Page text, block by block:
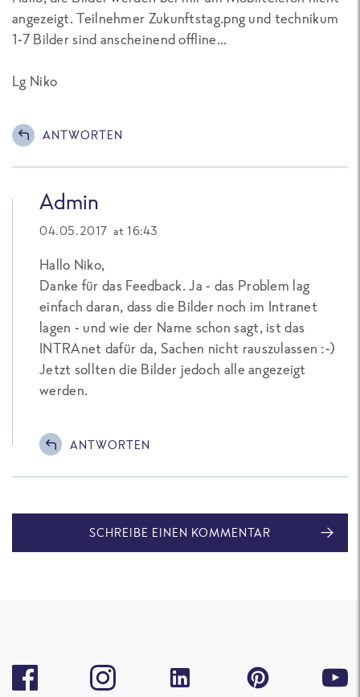
angezeigt. Teilnehmer Zukunftstag.png und technikum
1-7 Bilder sind anscheinend offline...
Lg Niko
ANTWORTEN
Admin
04.05.2017 at 16:43
Hallo Niko,
Danke für das Feedback. Ja - das Problem lag
einfach daran, dass die Bilder noch im Intranet
lagen - und wie der Name schon sagt, ist das
INTRAnet dafür da, Sachen nicht rauszulassen :-)
Jetzt sollten die Bilder jedoch alle angezeigt
werden.
ANTWORTEN
SCHREIBE EINEN KOMMENTAR